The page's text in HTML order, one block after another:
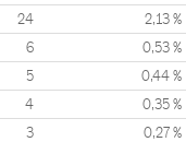
24 2,13 %
6 0,53 %
5 0,44 %
4 0,35 %
3 0,27 %